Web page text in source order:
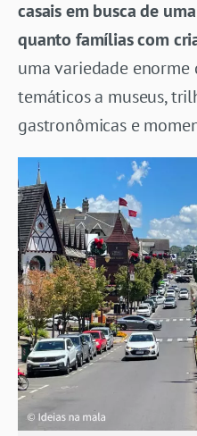
casais em busca de
quanto famílias com
uma variedade enorme
temáticos a museus,
gastronômicas e